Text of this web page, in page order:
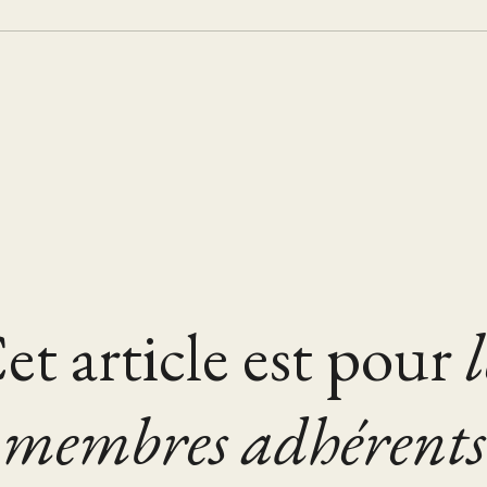
article est pour
membres adhérents